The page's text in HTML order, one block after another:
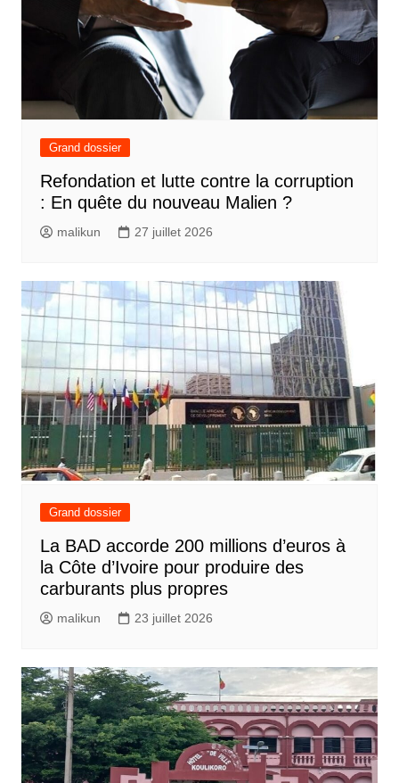
Grand dossier
Refondation et lutte contre la corruption
: En quête du nouveau Malien ?
malikun 27 juillet 2026
Grand dossier
La BAD accorde 200 millions d’euros à
la Côte d’Ivoire pour produire des
carburants plus propres
malikun 23 juillet 2026